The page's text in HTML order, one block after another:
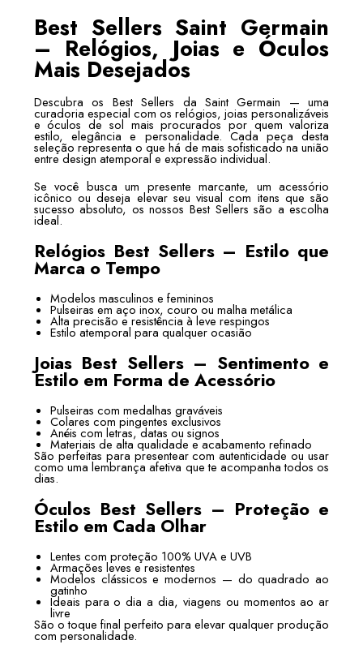
Best Sellers Saint Germain
– Relógios, Joias e Óculos
Mais Desejados
Descubra os Best Sellers da Saint Germain — uma
curadoria especial com os relógios, joias personalizáveis
e óculos de sol mais procurados por quem valoriza
estilo, elegância e personalidade. Cada peça desta
seleção representa o que há de mais sofisticado na união
entre design atemporal e expressão individual.
Se você busca um presente marcante, um acessório
icônico ou deseja elevar seu visual com itens que são
sucesso absoluto, os nossos Best Sellers são a escolha
ideal.
Relógios Best Sellers – Estilo que
Marca o Tempo
Modelos masculinos e femininos
Pulseiras em aço inox, couro ou malha metálica
Alta precisão e resistência à leve respingos
Estilo atemporal para qualquer ocasião
Joias Best Sellers – Sentimento e
Estilo em Forma de Acessório
Pulseiras com medalhas graváveis
Colares com pingentes exclusivos
Anéis com letras, datas ou signos
Materiais de alta qualidade e acabamento refinado
São perfeitas para presentear com autenticidade ou usar
como uma lembrança afetiva que te acompanha todos os
dias.
Óculos Best Sellers – Proteção e
Estilo em Cada Olhar
Lentes com proteção 100% UVA e UVB
Armações leves e resistentes
Modelos clássicos e modernos — do quadrado ao
gatinho
Ideais para o dia a dia, viagens ou momentos ao ar
livre
São o toque final perfeito para elevar qualquer produção
com personalidade.